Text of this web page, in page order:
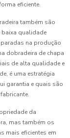
eficiente.
também são
baixa qualidade
na produção
dobradeira de chapa
de alta qualidade e
é uma estratégia
garantia e quais são
da
mas também os
mais eficientes em